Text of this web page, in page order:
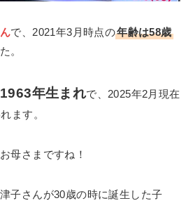
で、2021年3月時点の年齢は58歳
。
1963年生まれで、2025年2月現在
ます。
母さまですね！
子さんが30歳の時に誕生した子